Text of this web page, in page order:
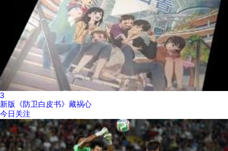
3
新版《防卫白皮书》藏祸心
今日关注